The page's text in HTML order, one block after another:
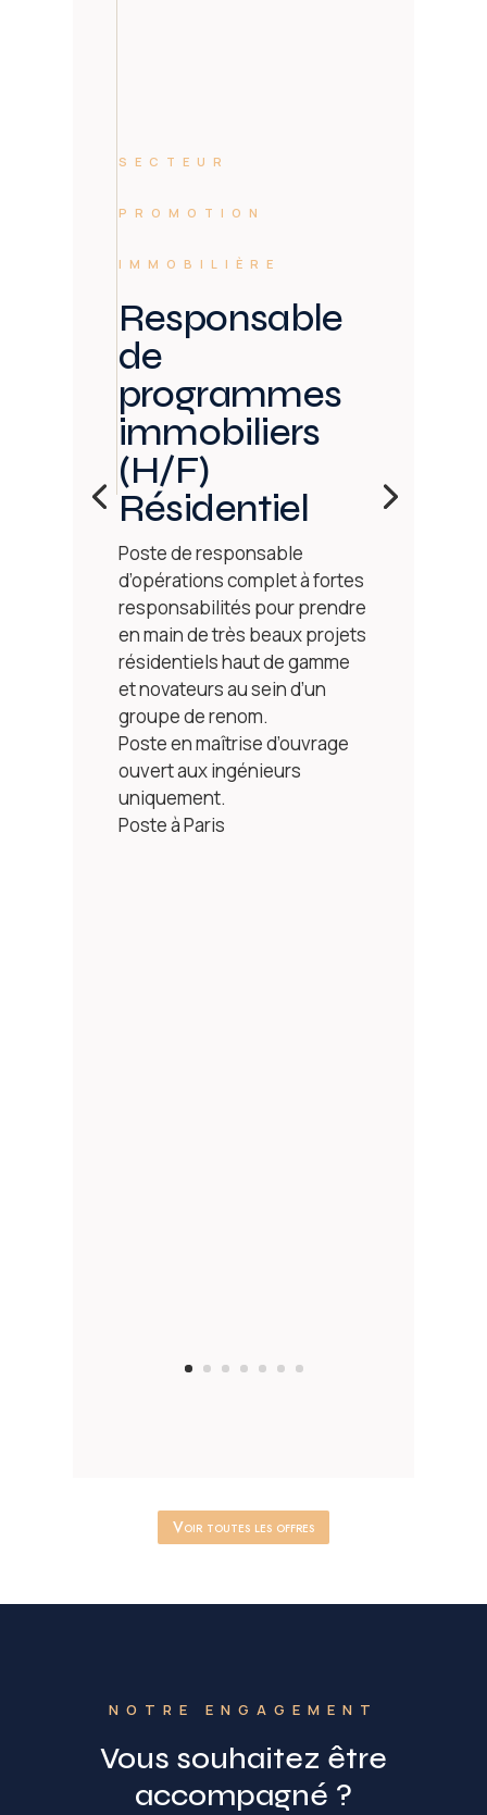
SECTEUR
PROMOTION
IMMOBILIÈRE
Responsable
de
programmes
immobiliers
(H/F)
Résidentiel
Poste de responsable
d’opérations complet à fortes
responsabilités pour prendre
en main de très beaux projets
résidentiels haut de gamme
et novateurs au sein d’un
groupe de renom.
Poste en maîtrise d’ouvrage
ouvert aux ingénieurs
uniquement.
Poste à Paris
Voir toutes les offres
NOTRE ENGAGEMENT
Vous souhaitez être
accompagné ?